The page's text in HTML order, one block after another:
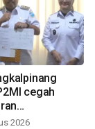
cegah
2026